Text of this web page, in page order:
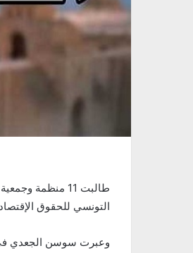
طالبت 11
التونسي للحقوق